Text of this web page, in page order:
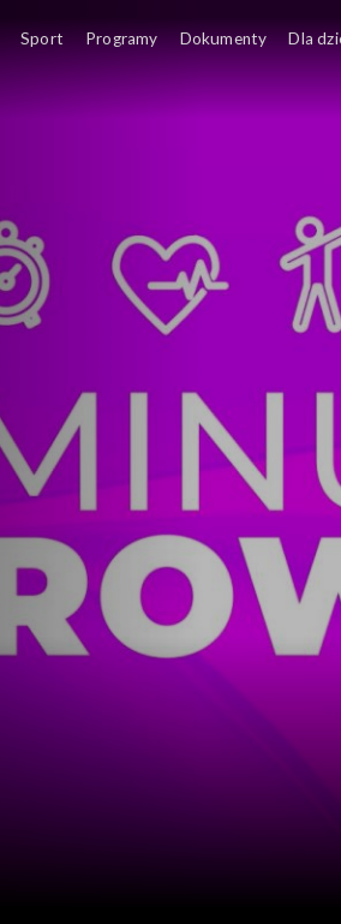
Sport Programy Dokumenty Dla